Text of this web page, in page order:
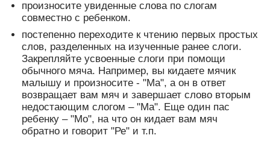
произносите увиденные слова по слогам
совместно с ребенком.
постепенно переходите к чтению первых простых
слов, разделенных на изученные ранее слоги.
Закрепляйте усвоенные слоги при помощи
обычного мяча. Например, вы кидаете мячик
малышу и произносите - "Ма", а он в ответ
возвращает вам мяч и завершает слово вторым
недостающим слогом – "Ма". Еще один пас
ребенку – "Мо", на что он кидает вам мяч
обратно и говорит "Ре" и т.п.